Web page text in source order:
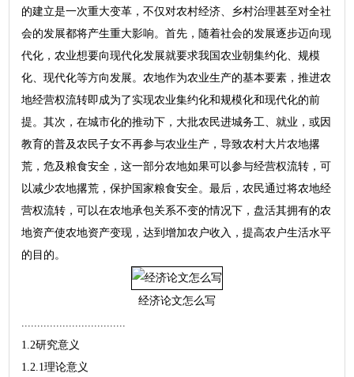
的建立是一次重大变革，不仅对农村经济、乡村治理甚至对全社
会的发展都将产生重大影响。首先，随着社会的发展逐步迈向现
代化，农业想要向现代化发展就要求我国农业朝集约化、规模
化、现代化等方向发展。农地作为农业生产的基本要素，推进农
地经营权流转即成为了实现农业集约化和规模化和现代化的前
提。其次，在城市化的推动下，大批农民进城务工、就业，或因
教育的普及农民子女不再参与农业生产，导致农村大片农地撂
荒，危及粮食安全，这一部分农地如果可以参与经营权流转，可
以减少农地撂荒，保护国家粮食安全。最后，农民通过将农地经
营权流转，可以在农地承包关系不变的情况下，盘活其拥有的农
地资产使农地资产变现，达到增加农户收入，提高农户生活水平
的目的。
经济论文怎么写
1.2研究意义
1.2.1理论意义